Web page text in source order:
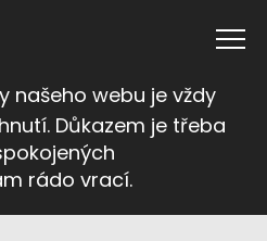
našeho webu je vždy
Důkazem je třeba
rádo vrací.